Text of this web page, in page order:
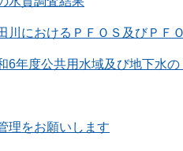
川におけるＰＦＯＳ及びＰＦ
6年度公共用水域及び地下水
理をお願いします